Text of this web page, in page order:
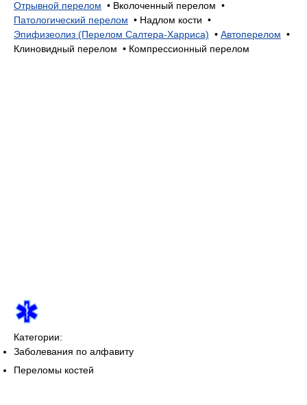
Отрывной перелом • Вколоченный перелом •
Патологический перелом • Надлом кости •
Эпифизеолиз (Перелом Салтера-Харриса) • Автоперелом •
Клиновидный перелом • Компрессионный перелом
Категории:
Заболевания по алфавиту
Переломы костей